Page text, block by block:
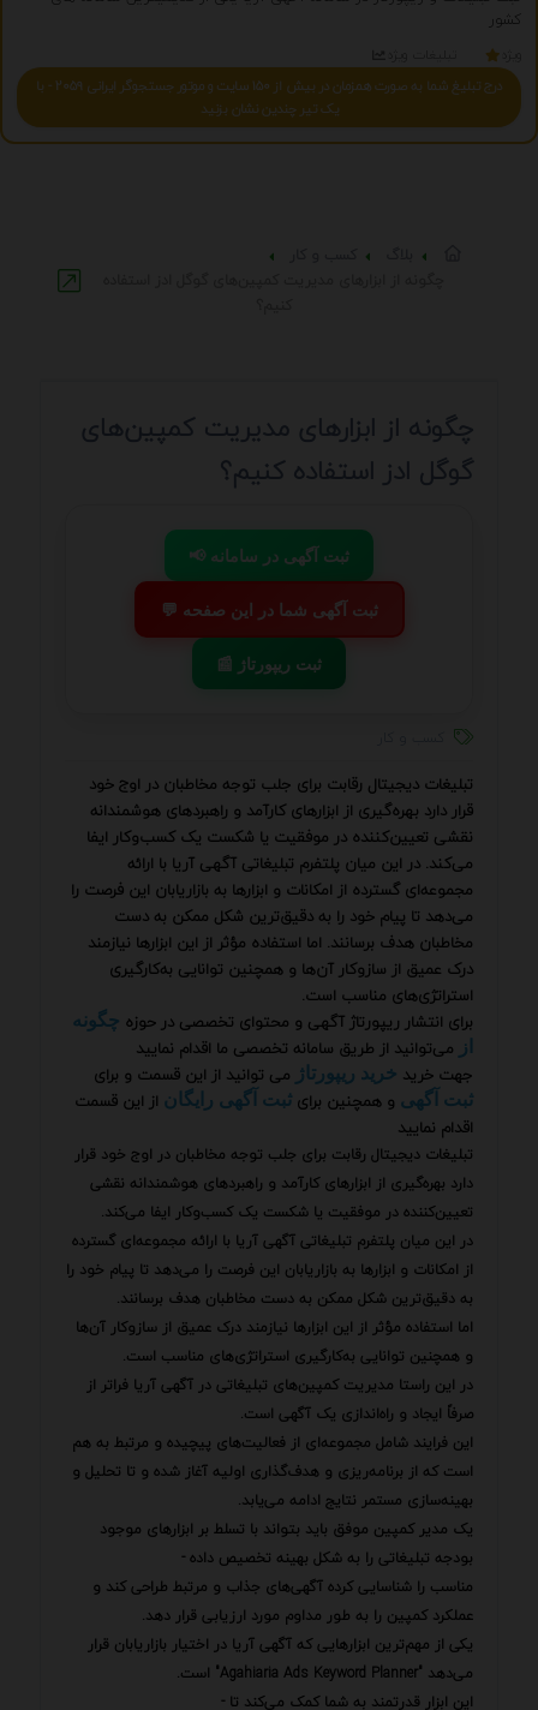
کشور
درج تبلیغ شما به صورت همزمان در بیش از 150 سایت و موتور جستجوگر ایرانی 2059 - با
یک تیر چندین نشان بزنید
چگونه از ابزارهای مدیریت کمپین‌های
گوگل ادز استفاده کنیم؟
📢 ثبت آگهی در سامانه
💬 ثبت آگهی شما در این صفحه
📰 ثبت ریپورتاژ
تبلیغات دیجیتال رقابت برای جلب توجه مخاطبان در اوج خود
قرار دارد بهره‌گیری از ابزارهای کارآمد و راهبردهای هوشمندانه
نقشی تعیین‌کننده در موفقیت یا شکست یک کسب‌وکار ایفا
می‌کند. در این میان پلتفرم تبلیغاتی آگهی آریا با ارائه
مجموعه‌ای گسترده از امکانات و ابزارها به بازاریابان این فرصت را
می‌دهد تا پیام خود را به دقیق‌ترین شکل ممکن به دست
مخاطبان هدف برسانند. اما استفاده مؤثر از این ابزارها نیازمند
درک عمیق از سازوکار آن‌ها و همچنین توانایی به‌کارگیری
استراتژی‌های مناسب است.
برای انتشار ریپورتاژ آگهی و محتوای تخصصی در حوزه چگونه
از می‌توانید از طریق سامانه تخصصی ما اقدام نمایید
جهت خرید خرید ریپورتاژ می توانید از این قسمت و برای
ثبت آگهی و همچنین برای ثبت آگهی رایگان از این قسمت
اقدام نمایید
تبلیغات دیجیتال رقابت برای جلب توجه مخاطبان در اوج خود قرار
دارد بهره‌گیری از ابزارهای کارآمد و راهبردهای هوشمندانه نقشی
تعیین‌کننده در موفقیت یا شکست یک کسب‌وکار ایفا می‌کند.
در این میان پلتفرم تبلیغاتی آگهی آریا با ارائه مجموعه‌ای گسترده
از امکانات و ابزارها به بازاریابان این فرصت را می‌دهد تا پیام خود را
به دقیق‌ترین شکل ممکن به دست مخاطبان هدف برسانند.
اما استفاده مؤثر از این ابزارها نیازمند درک عمیق از سازوکار آن‌ها
و همچنین توانایی به‌کارگیری استراتژی‌های مناسب است.
در این راستا مدیریت کمپین‌های تبلیغاتی در آگهی آریا فراتر از
صرفاً ایجاد و راه‌اندازی یک آگهی است.
این فرایند شامل مجموعه‌ای از فعالیت‌های پیچیده و مرتبط به هم
است که از برنامه‌ریزی و هدف‌گذاری اولیه آغاز شده و تا تحلیل و
بهینه‌سازی مستمر نتایج ادامه می‌یابد.
یک مدیر کمپین موفق باید بتواند با تسلط بر ابزارهای موجود
بودجه تبلیغاتی را به شکل بهینه تخصیص داده -
مناسب را شناسایی کرده آگهی‌های جذاب و مرتبط طراحی کند و
عملکرد کمپین را به طور مداوم مورد ارزیابی قرار دهد.
یکی از مهم‌ترین ابزارهایی که آگهی آریا در اختیار بازاریابان قرار
می‌دهد "Agahiaria Ads Keyword Planner" است.
این ابزار قدرتمند به شما کمک می‌کند تا -